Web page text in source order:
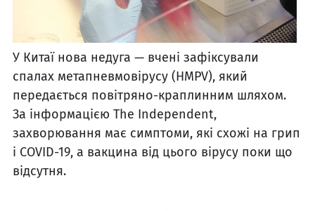
У Китаї нова недуга — вчені зафіксували
спалах метапневмовірусу (HMPV), який
передається повітряно-краплинним шляхом.
За інформацією The Independent,
захворювання має симптоми, які схожі на грип
і COVID-19, а вакцина від цього вірусу поки що
відсутня.